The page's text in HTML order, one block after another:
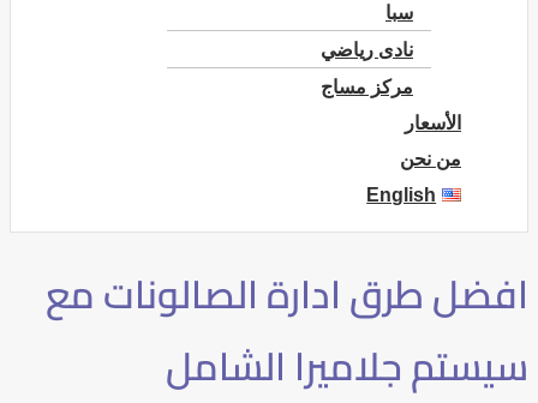
سبا
نادى رياضي
مركز مساج
الأسعار
من نحن
English
افضل طرق ادارة الصالونات مع
سيستم جلاميرا الشامل